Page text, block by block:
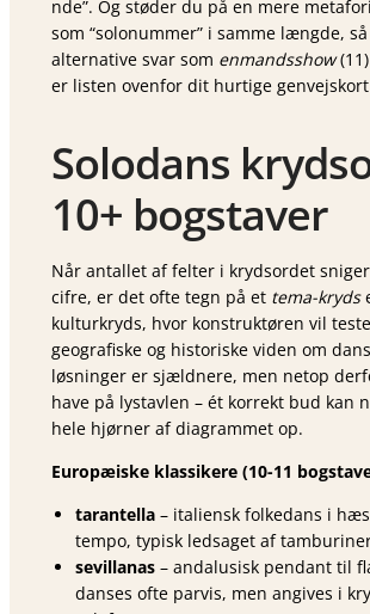
nde”. Og støder du på en mere
som “solonummer” i samme længde,
alternative svar som enmandsshow
er listen ovenfor dit hurtige
Solodans
10+ bogstaver
Når antallet af felter i krydsordet
cifre, er det ofte tegn på et tema-kryds
kulturkryds, hvor konstruktøren vil
geografiske og historiske viden om
løsninger er sjældnere, men netop
have på lystavlen – ét korrekt bud kan
hele hjørner af diagrammet op.
Europæiske klassikere (10-11
tarantella – italiensk folkedans i
tempo, typisk ledsaget af
sevillanas – andalusisk pendant til
danses ofte parvis, men angives i